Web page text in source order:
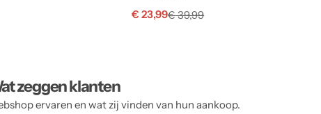
€39,99
€ 23,99
zeggen klanten
ervaren en wat zij vinden van hun aankoop.